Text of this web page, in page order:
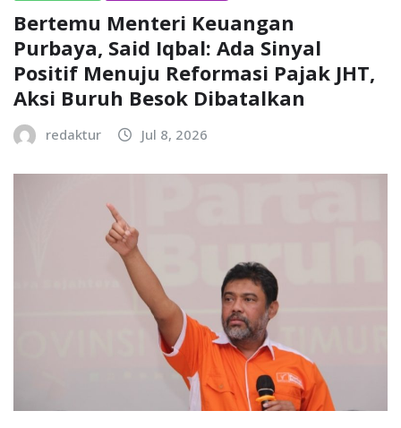
Bertemu Menteri Keuangan
Purbaya, Said Iqbal: Ada Sinyal
Positif Menuju Reformasi Pajak JHT,
Aksi Buruh Besok Dibatalkan
redaktur Jul 8, 2026